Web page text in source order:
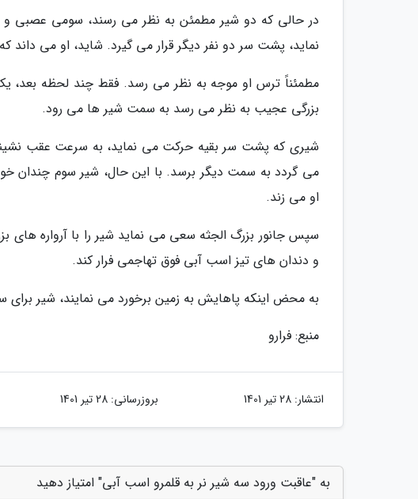
در حالی که دو شیر مطمئن به نظر می رسند، سومی عصبی و
نماید، پشت سر دو نفر دیگر قرار می گیرد. شاید، او می داند
مطمئناً ترس او موجه به نظر می رسد. فقط چند لحظه بعد،
بزرگی عجیب به نظر می رسد به سمت شیر ها می رود.
شیری که پشت سر بقیه حرکت می نماید، به سرعت عقب نشینی
می گردد به سمت دیگر برسد. با این حال، شیر سوم
او می زند.
سپس جانور بزرگ الجثه سعی می نماید شیر را با آرواره های
و دندان های تیز اسب آبی فوق تهاجمی فرار کند.
به محض اینکه پاهایش به زمین برخورد می نمایند، شیر
منبع: فرارو
انتشار: 28 تیر 1401 بروزرسانی: 28 تیر 1401
به "عاقبت ورود سه شیر نر به قلمرو اسب آبی" امتیاز دهید